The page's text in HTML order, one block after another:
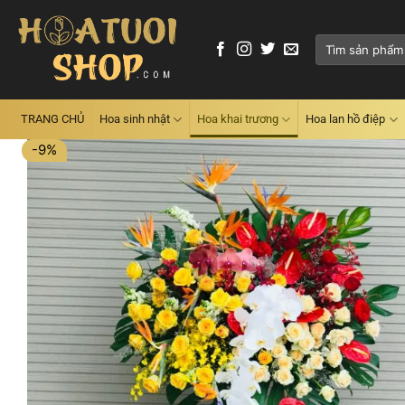
Tìm
TRANG CHỦ Hoa sinh nhật Hoa khai trương Hoa lan hồ điệp
-9%